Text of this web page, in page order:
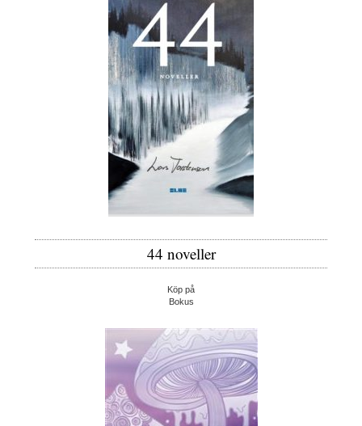
44 noveller
Köp på
Bokus